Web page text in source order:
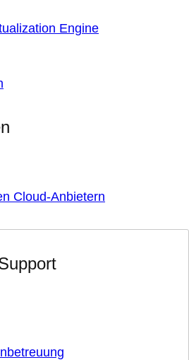
Engine
Cloud-Anbietern